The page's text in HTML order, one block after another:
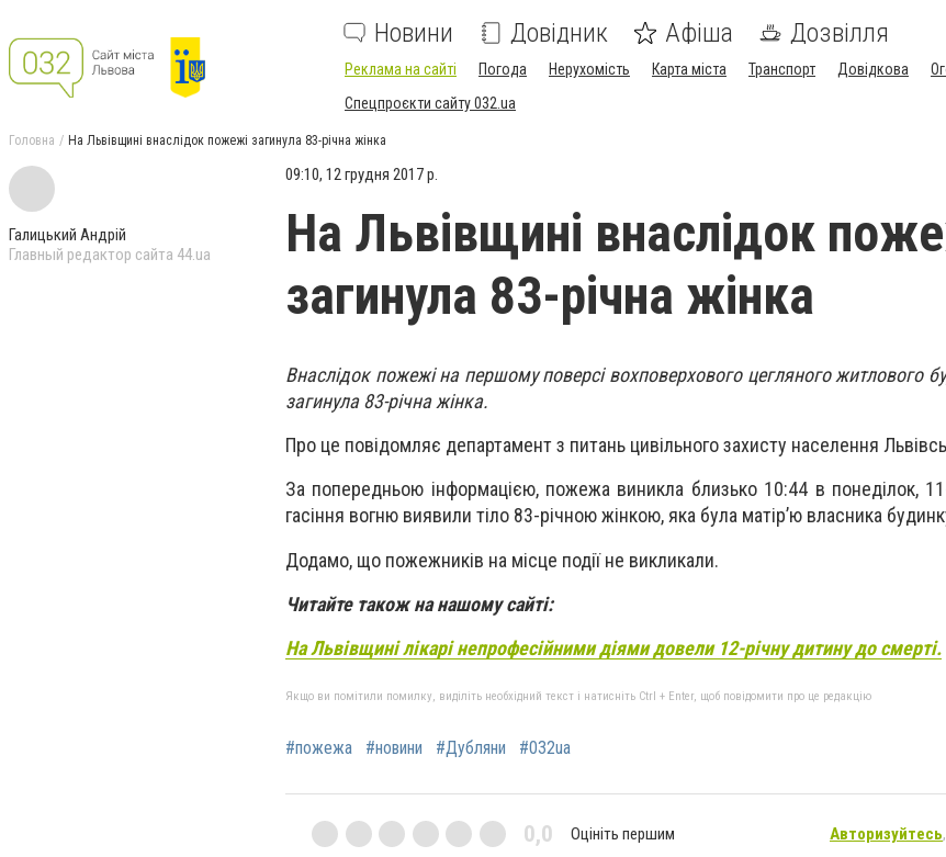
Новини Довідник Афіша Дозвілля
Реклама на сайті Погода Нерухомість Карта міста Транспорт Довідкова
Спецпроєкти сайту 032.ua
Головна На Львівщині внаслідок пожежі загинула 83-річна жінка
Галицький Андрій
Главный редактор сайта 44.ua
09:10, 12 грудня 2017 р.
На Львівщині внаслідок
загинула 83-річна жінка
Внаслідок пожежі на першому поверсі вохповерхового цегляного житлового
загинула 83-річна жінка.
Про це повідомляє департамент з питань цивільного захисту населення
За попередньою інформацією, пожежа виникла близько 10:44 в понеділок,
гасіння вогню виявили тіло 83-річною жінкою, яка була матір’ю власника
Додамо, що пожежників на місце події не викликали.
Читайте також на нашому сайті:
На Львівщині лікарі непрофесійними діями довели 12-річну дитину до смерті.
Якщо ви помітили помилку, виділіть необхідний текст і натисніть Ctrl + Enter, щоб повідомити про це редакцію
#пожежа #новини #Дубляни #032ua
0,0 Оцініть першим Авторизуйтесь